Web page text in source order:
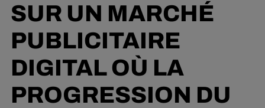
SUR UN MARCHÉ
PUBLICITAIRE
DIGITAL OÙ LA
PROGRESSION DU